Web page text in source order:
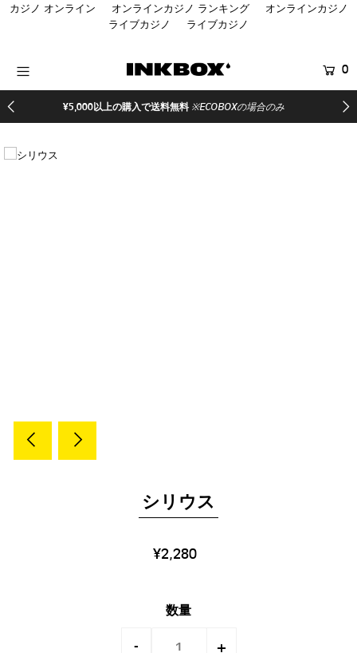
カジノ オンライン オンラインカジノ ランキング
オンラインカジノ
ライブカジノ
ライブカジノ
0
¥5,000以上の購入で送料無料 ※ECOBOXの場合のみ
シリウス
¥2,280
数量
- +
HOME
商品を探す
コラボ商品
イベント